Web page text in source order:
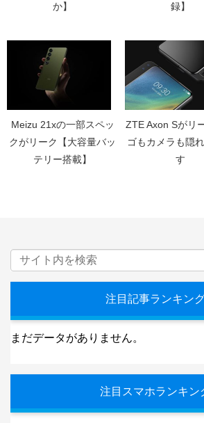
か】
録】
Meizu 21xの一部スペッ
クがリーク【大容量バッ
テリー搭載】
ZTE Axon Sがリ
ゴもカメラも隠
す
注目記事ランキン
まだデータがありません。
注目スマホランキン